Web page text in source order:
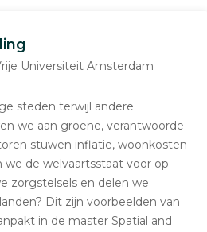
Universiteit Amsterdam
steden terwijl andere
we aan groene, verantwoorde
stuwen inflatie, woonkosten
we de welvaartsstaat voor op
zorgstelsels en delen we
Dit zijn voorbeelden van
in de master Spatial and